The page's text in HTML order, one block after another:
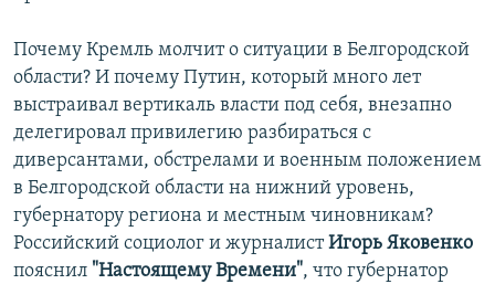
Почему Кремль молчит о ситуации в Белгородской
области? И почему Путин, который много лет
выстраивал вертикаль власти под себя, внезапно
делегировал привилегию разбираться с
диверсантами, обстрелами и военным положением
в Белгородской области на нижний уровень,
губернатору региона и местным чиновникам?
Российский социолог и журналистИгорь Яковенко
пояснил "Настоящему Времени", что губернатор